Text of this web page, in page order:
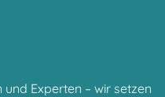
Experten – wir setzen